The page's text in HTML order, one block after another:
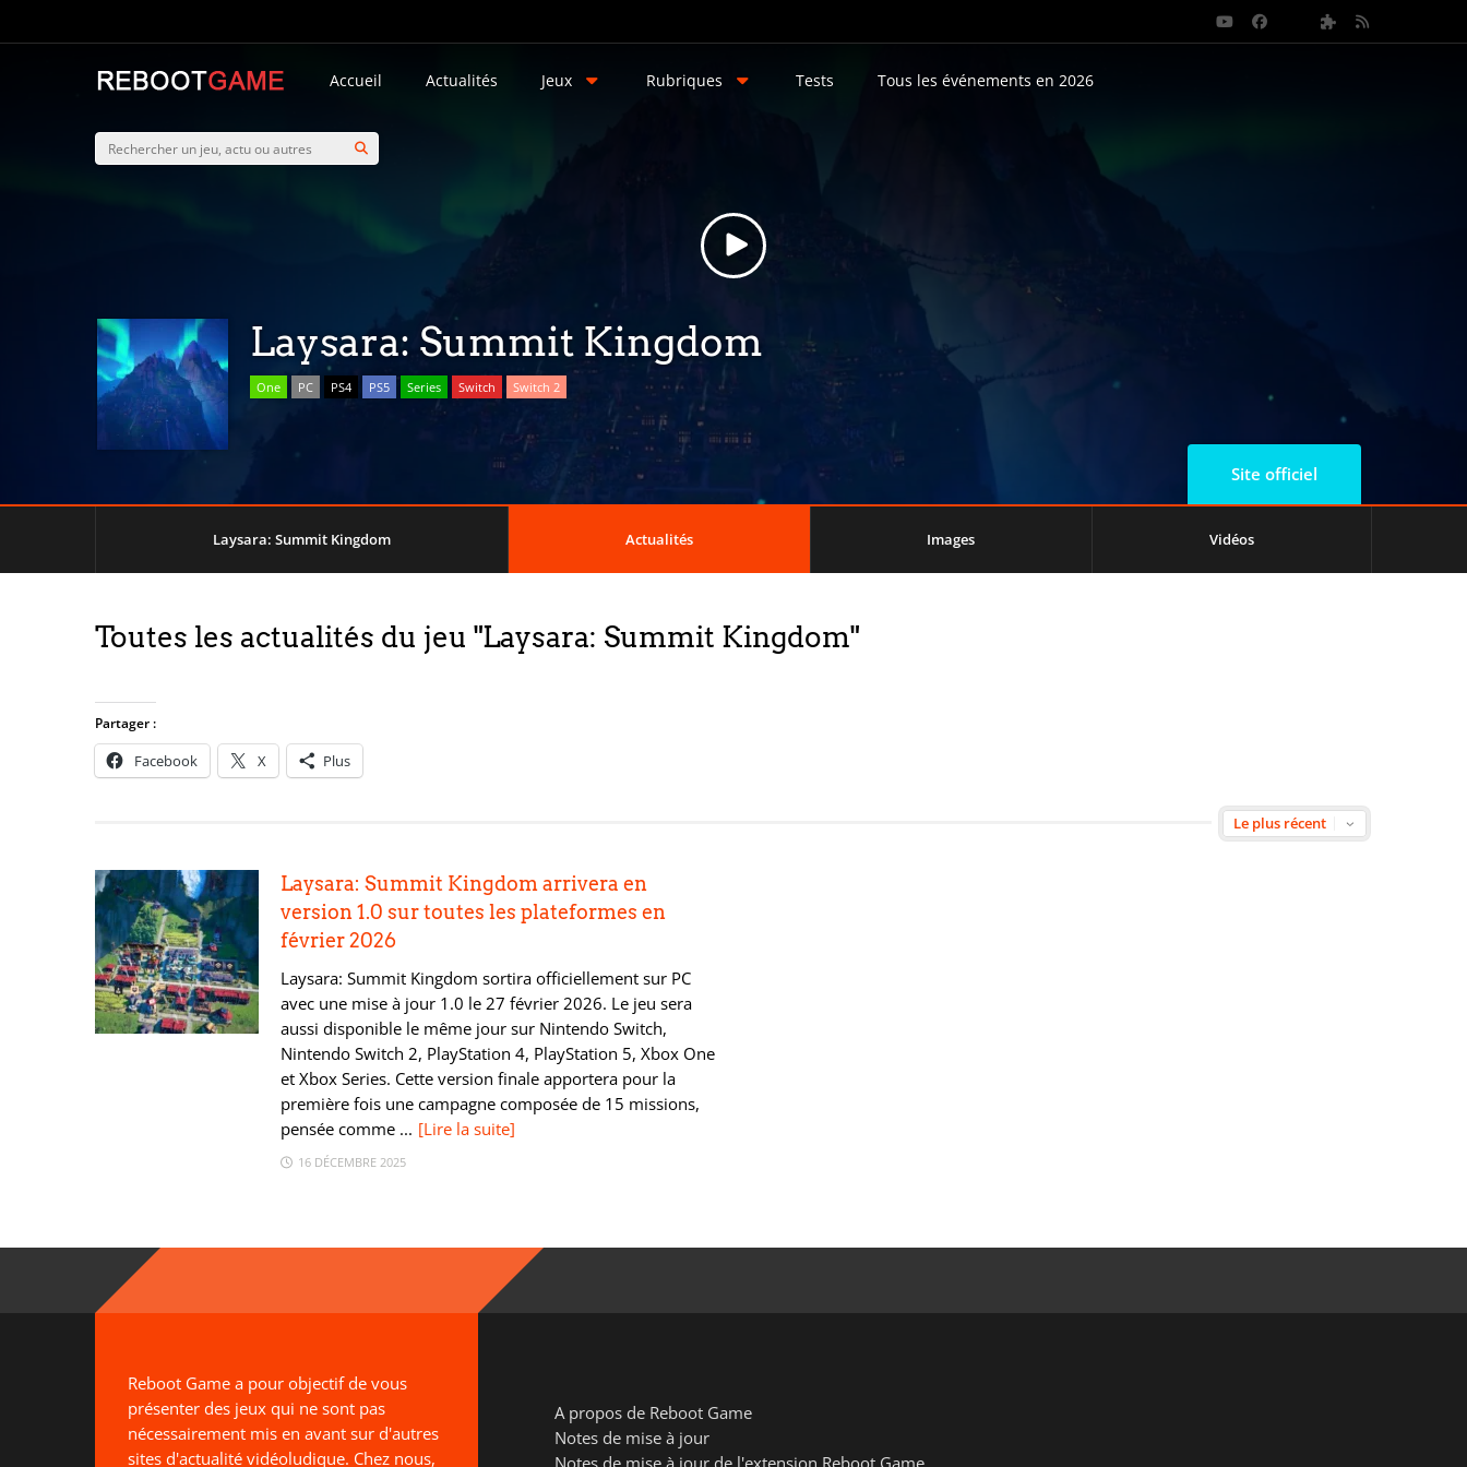
Accueil Actualités Jeux Rubriques Tests Tous les événements en 2026
Laysara: Summit Kingdom
One PC PS4 PS5 Series Switch Switch 2
Site officiel
Laysara: Summit Kingdom Actualités Images Vidéos
Toutes les actualités du jeu "Laysara: Summit Kingdom"
Partager :
Facebook X Plus
Laysara: Summit Kingdom arrivera en
version 1.0 sur toutes les plateformes en
février 2026
Laysara: Summit Kingdom sortira officiellement sur PC
avec une mise à jour 1.0 le 27 février 2026. Le jeu sera
aussi disponible le même jour sur Nintendo Switch,
Nintendo Switch 2, PlayStation 4, PlayStation 5, Xbox One
et Xbox Series. Cette version finale apportera pour la
première fois une campagne composée de 15 missions,
pensée comme ... [Lire la suite]
16 DÉCEMBRE 2025
Reboot Game a pour objectif de vous
présenter des jeux qui ne sont pas
nécessairement mis en avant sur d'autres
sites d'actualité vidéoludique. Chez nous,
A propos de Reboot Game
Notes de mise à jour
Notes de mise à jour de l'extension Reboot Game